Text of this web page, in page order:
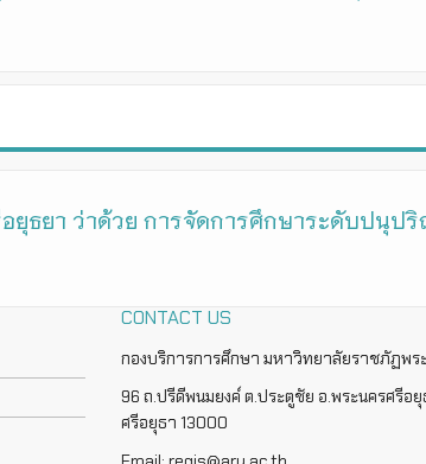
ยุธยา ว่าด้วย การจัดการศึกษาระดับปนุป
CONTACT US
กองบริการการศึกษา มหาวิทยาลัยราชภัฏพร
96 ถ.ปรีดีพนมยงค์ ต.ประตูชัย อ.พระนครศรีอ
ศรีอยุธา 13000